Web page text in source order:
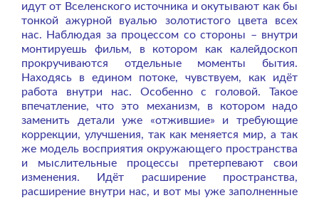
идут от Вселенского источника и окутывают как бы
тонкой ажурной вуалью золотистого цвета всех
нас. Наблюдая за процессом со стороны – внутри
монтируешь фильм, в котором как калейдоскоп
прокручиваются отдельные моменты бытия.
Находясь в едином потоке, чувствуем, как идёт
работа внутри нас. Особенно с головой. Такое
впечатление, что это механизм, в котором надо
заменить детали уже «отжившие» и требующие
коррекции, улучшения, так как меняется мир, а так
же модель восприятия окружающего пространства
и мыслительные процессы претерпевают свои
изменения. Идёт расширение пространства,
расширение внутри нас, и вот мы уже заполненные